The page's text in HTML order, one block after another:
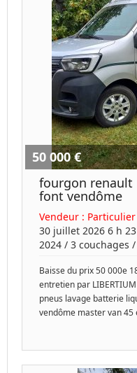
50 000 €
fourgon renault
font vendôme
Vendeur : Particulier
30 juillet 2026 6 h
2024 / 3 couchages /
Baisse du prix 50 000e
entretien par
pneus lavage batterie
vendôme master van 45